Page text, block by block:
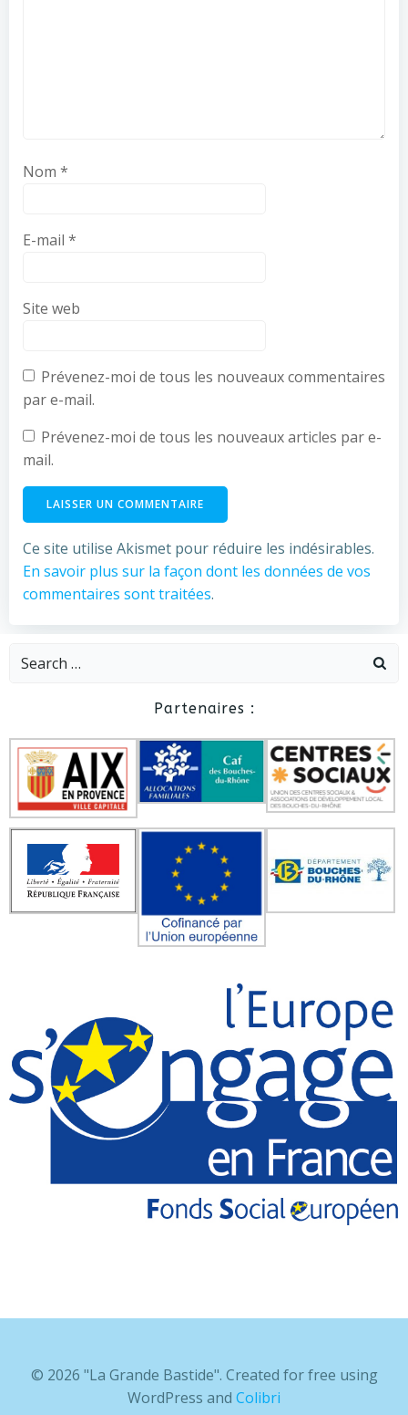
Nom *
E-mail *
Site web
Prévenez-moi de tous les nouveaux commentaires
par e-mail.
Prévenez-moi de tous les nouveaux articles par e-
mail.
Ce site utilise Akismet pour réduire les indésirables.
En savoir plus sur la façon dont les données de vos
commentaires sont traitées.
Search
Partenaires :
© 2026 "La Grande Bastide". Created for free using
WordPress and Colibri